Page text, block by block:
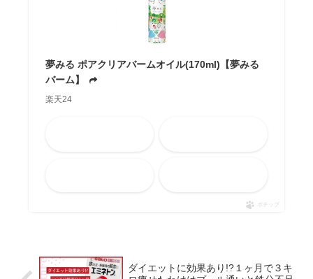
夢みる ポアクリアバームオイル(170ml)【夢みる
バーム】
楽天24
ポチップ
ダイエットに効果あり!?１ヶ月で３キ